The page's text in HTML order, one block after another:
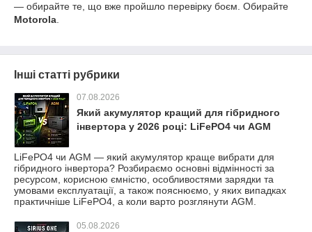
— обирайте те, що вже пройшло перевірку боєм. Обирайте
Motorola.
Інші статті рубрики
07.08.2026
Який акумулятор кращий для гібридного
інвертора у 2026 році: LiFePO4 чи AGM
LiFePO4 чи AGM — який акумулятор краще вибрати для
гібридного інвертора? Розбираємо основні відмінності за
ресурсом, корисною ємністю, особливостями зарядки та
умовами експлуатації, а також пояснюємо, у яких випадках
практичніше LiFePO4, а коли варто розглянути AGM.
05.08.2026